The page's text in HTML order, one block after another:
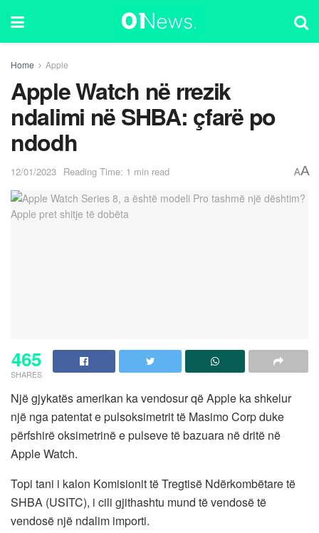
Home Apple
Apple Watch në rrezik
ndalimi në SHBA: çfarë po
ndodh
12/01/2023 Reading Time: 1 min read AA
465
SHARES
Një gjykatës amerikan ka vendosur që Apple ka shkelur
një nga patentat e pulsoksimetrit të Masimo Corp duke
përfshirë oksimetrinë e pulseve të bazuara në dritë në
Apple Watch.
Topi tani i kalon Komisionit të Tregtisë Ndërkombëtare të
SHBA (USITC), i cili gjithashtu mund të vendosë të
vendosë një ndalim importi.